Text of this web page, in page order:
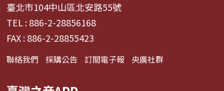
臺北市104中山區北安路55號
TEL : 886-2-28856168
FAX : 886-2-28855423
聯絡我們 採購公告 訂閱電子報 央廣社群